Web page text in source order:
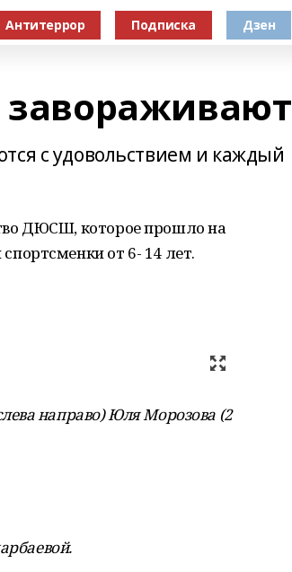
Антитеррор Подписка Дзен
завораживают
с удовольствием и каждый
ДЮСШ, которое прошло на
от 6- 14 лет.
направо) Юля Морозова (2
.